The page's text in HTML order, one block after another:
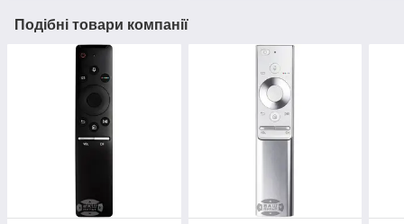
Подібні товари компанії